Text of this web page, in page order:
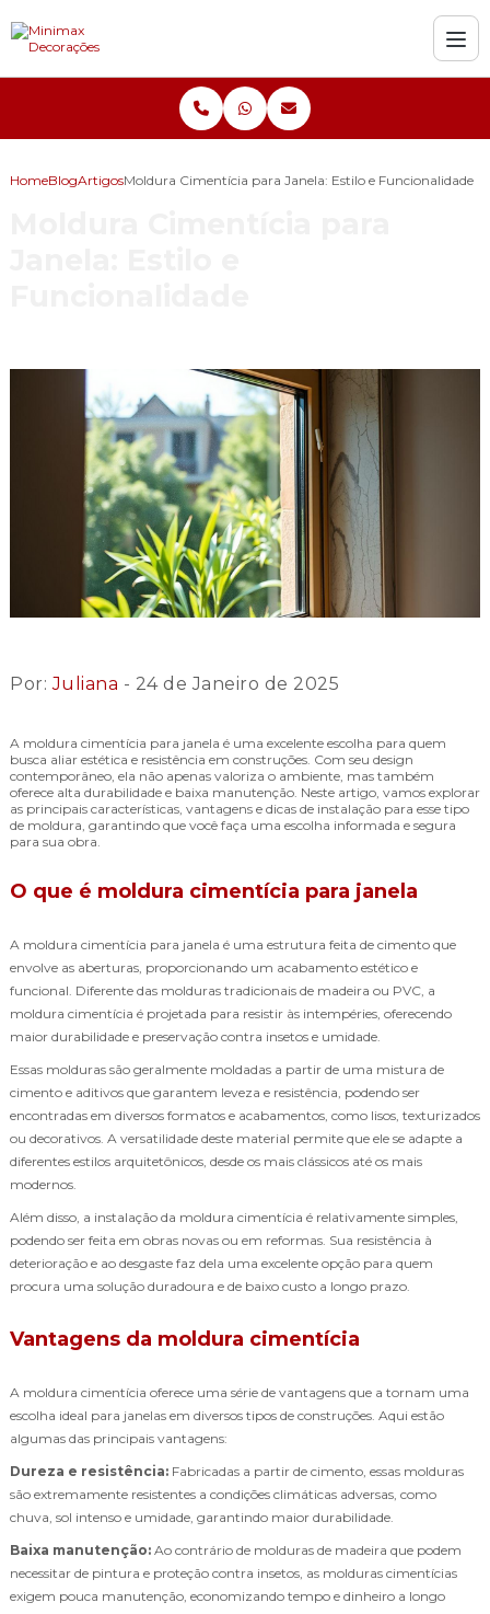
HomeBlogArtigosMoldura Cimentícia para Janela: Estilo e Funcionalidade
Por:Juliana - 24 de Janeiro de 2025
A moldura cimentícia para janela é uma excelente escolha para quem
busca aliar estética e resistência em construções. Com seu design
contemporâneo, ela não apenas valoriza o ambiente, mas também
oferece alta durabilidade e baixa manutenção. Neste artigo, vamos explorar
as principais características, vantagens e dicas de instalação para esse tipo
de moldura, garantindo que você faça uma escolha informada e segura
para sua obra.
O que é moldura cimentícia para janela
A moldura cimentícia para janela é uma estrutura feita de cimento que
envolve as aberturas, proporcionando um acabamento estético e
funcional. Diferente das molduras tradicionais de madeira ou PVC, a
moldura cimentícia é projetada para resistir às intempéries, oferecendo
maior durabilidade e preservação contra insetos e umidade.
Essas molduras são geralmente moldadas a partir de uma mistura de
cimento e aditivos que garantem leveza e resistência, podendo ser
encontradas em diversos formatos e acabamentos, como lisos, texturizados
ou decorativos. A versatilidade deste material permite que ele se adapte a
diferentes estilos arquitetônicos, desde os mais clássicos até os mais
modernos.
Além disso, a instalação da moldura cimentícia é relativamente simples,
podendo ser feita em obras novas ou em reformas. Sua resistência à
deterioração e ao desgaste faz dela uma excelente opção para quem
procura uma solução duradoura e de baixo custo a longo prazo.
Vantagens da moldura cimentícia
A moldura cimentícia oferece uma série de vantagens que a tornam uma
escolha ideal para janelas em diversos tipos de construções. Aqui estão
algumas das principais vantagens:
Dureza e resistência: Fabricadas a partir de cimento, essas molduras
são extremamente resistentes a condições climáticas adversas, como
chuva, sol intenso e umidade, garantindo maior durabilidade.
Baixa manutenção: Ao contrário de molduras de madeira que podem
necessitar de pintura e proteção contra insetos, as molduras cimentícias
exigem pouca manutenção, economizando tempo e dinheiro a longo